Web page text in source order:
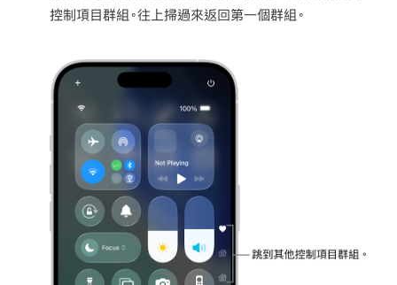
控制項目群組。往上掃過來返回第一個群組。